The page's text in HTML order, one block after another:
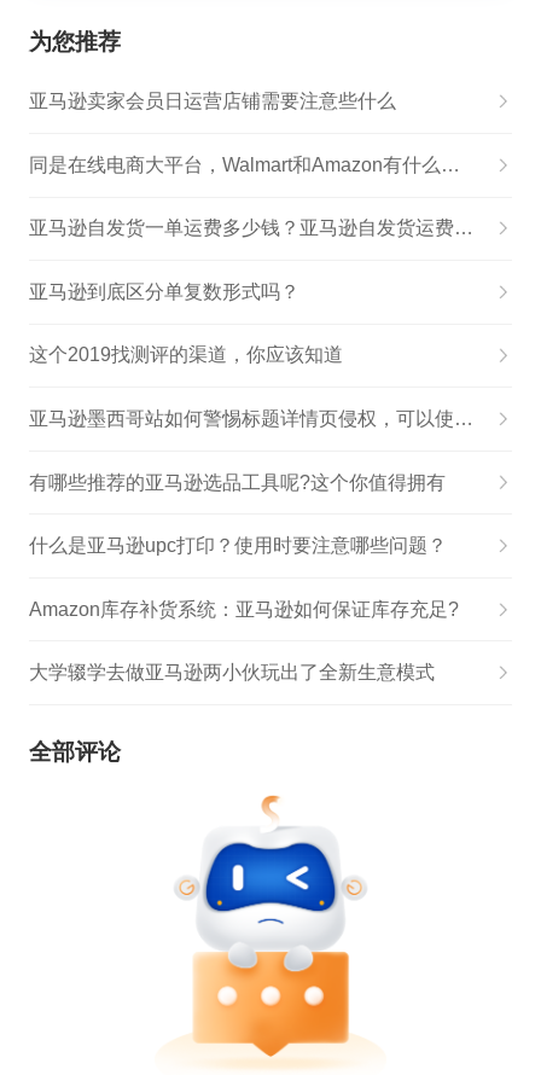
为您推荐
亚马逊卖家会员日运营店铺需要注意些什么
同是在线电商大平台，Walmart和Amazon有什么区别？
亚马逊自发货一单运费多少钱？亚马逊自发货运费计算
亚马逊到底区分单复数形式吗？
这个2019找测评的渠道，你应该知道
亚马逊墨西哥站如何警惕标题详情页侵权，可以使用这些方法查询！
有哪些推荐的亚马逊选品工具呢?这个你值得拥有
什么是亚马逊upc打印？使用时要注意哪些问题？
Amazon库存补货系统：亚马逊如何保证库存充足?
大学辍学去做亚马逊两小伙玩出了全新生意模式
全部评论